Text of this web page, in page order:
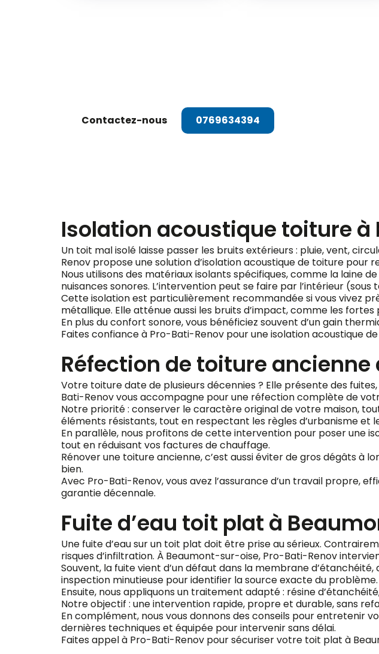
Contactez-nous 0769634394
Isolation acoustique toiture
Un toit mal isolé laisse passer les bruits extérieurs : pluie, vent,
Renov propose une solution d’isolation acoustique de toiture pour
Nous utilisons des matériaux isolants spécifiques, comme la laine
nuisances sonores. L’intervention peut se faire par l’intérieur
Cette isolation est particulièrement recommandée si vous vivez
métallique. Elle atténue aussi les bruits d’impact, comme les fortes
En plus du confort sonore, vous bénéficiez souvent d’un gain
Faites confiance à Pro-Bati-Renov pour une isolation acoustique
Réfection de toiture
Votre toiture date de plusieurs décennies ? Elle présente des
Bati-Renov vous accompagne pour une réfection complète de
Notre priorité : conserver le caractère original de votre maison,
éléments résistants, tout en respectant les règles d’urbanisme et
En parallèle, nous profitons de cette intervention pour poser une
tout en réduisant vos factures de chauffage.
Rénover une toiture ancienne, c’est aussi éviter de gros dégâts à
bien.
Avec Pro-Bati-Renov, vous avez l’assurance d’un travail propre,
garantie décennale.
Fuite d’eau toit plat à
Une fuite d’eau sur un toit plat doit être prise au sérieux.
risques d’infiltration. À Beaumont-sur-oise, Pro-Bati-Renov
Souvent, la fuite vient d’un défaut dans la membrane
inspection minutieuse pour identifier la source exacte du problème.
Ensuite, nous appliquons un traitement adapté : résine
Notre objectif : une intervention rapide, propre et durable, sans
En complément, nous vous donnons des conseils pour entretenir
dernières techniques et équipée pour intervenir sans délai.
Faites appel à Pro-Bati-Renov pour sécuriser votre toit plat à